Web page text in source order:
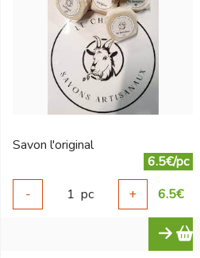
Savon l'original
6.5€/pc
-
1 pc + 6.5€